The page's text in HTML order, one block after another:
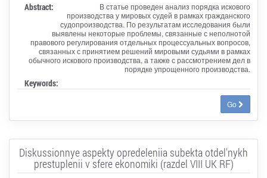
Abstract:
В статье проведен анализ порядка искового
производства у мировых судей в рамках гражданского
судопроизводства. По результатам исследования были
выявлены некоторые проблемы, связанные с неполнотой
правового регулирования отдельных процессуальных вопросов,
связанных с принятием решений мировыми судьями в рамках
обычного искового производства, а также с рассмотрением дел в
порядке упрощенного производства.
Keywords:
Go
Diskussionnye aspekty opredeleniia subekta otdel'nykh
prestuplenii v sfere ekonomiki (razdel VIII UK RF)